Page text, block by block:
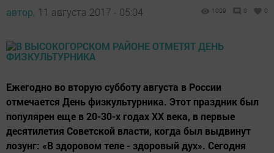
автор, 11 августа 2017 - 05:04 1009 0 0
Ежегодно во вторую субботу августа в России
отмечается День физкультурника. Этот праздник был
популярен еще в 20-30-х годах XX века, в первые
десятилетия Советской власти, когда был выдвинут
лозунг: «В здоровом теле - здоровый дух». Сегодня